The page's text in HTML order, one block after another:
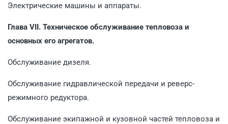
Электрические машины и аппараты.
Глава VII. Техническое обслуживание тепловоза и
основных его агрегатов.
Обслуживание дизеля.
Обслуживание гидравлической передачи и реверс-
режимного редуктора.
Обслуживание экипажной и кузовной частей тепловоза и